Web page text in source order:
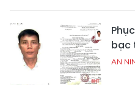
bạc
AN